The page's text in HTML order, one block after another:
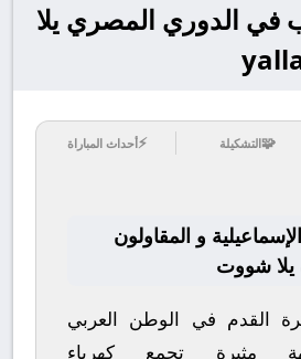
في الدوري المصري يلا
🧩التشكيلة ⚡أحداث المباراة
و المقاولون
يلا شووت
القدم في الوطن العربي
مثيرة تجمع كهرباء